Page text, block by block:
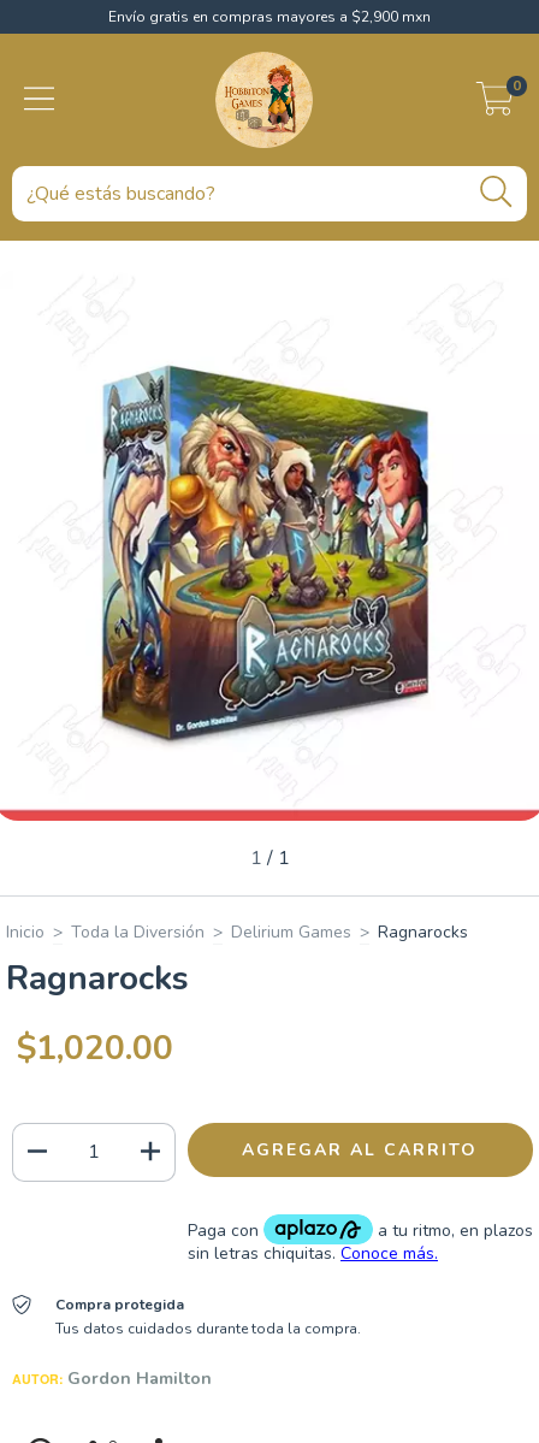
Envío gratis en compras mayores a $2,900 mxn
0
1 / 1
Inicio > Toda la Diversión > Delirium Games > Ragnarocks
Ragnarocks
$1,020.00
Compra protegida
Tus datos cuidados durante toda la compra.
AUTOR: Gordon Hamilton